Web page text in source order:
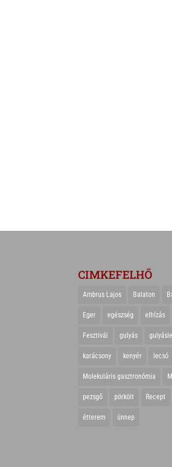
CIMKEFELHŐ
Ambrus Lajos Balaton
Eger egészség elhízás
Fesztivál gulyás
karácsony kenyér lecsó
Molekuláris gasztronómia
pezsgő pörkölt Recept
étterem ünnep